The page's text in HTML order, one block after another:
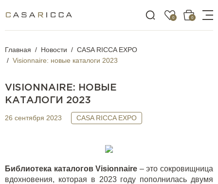
0 0
Главная Новости
CASA RICCA EXPO
Visionnaire: новые каталоги 2023
VISIONNAIRE: НОВЫЕ
КАТАЛОГИ 2023
26 сентября 2023 CASA RICCA EXPO
Библиотека каталогов Visionnaire – это сокровищница
вдохновения, которая в 2023 году пополнилась двумя